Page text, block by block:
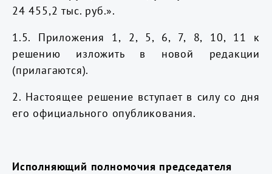
24 455,2 тыс. руб.».
1.5. Приложения 1, 2, 5, 6, 7, 8, 10, 11 к
решению изложить в новой редакции
(прилагаются).
2. Настоящее решение вступает в силу со дня
его официального опубликования.
Исполняющий полномочия председателя